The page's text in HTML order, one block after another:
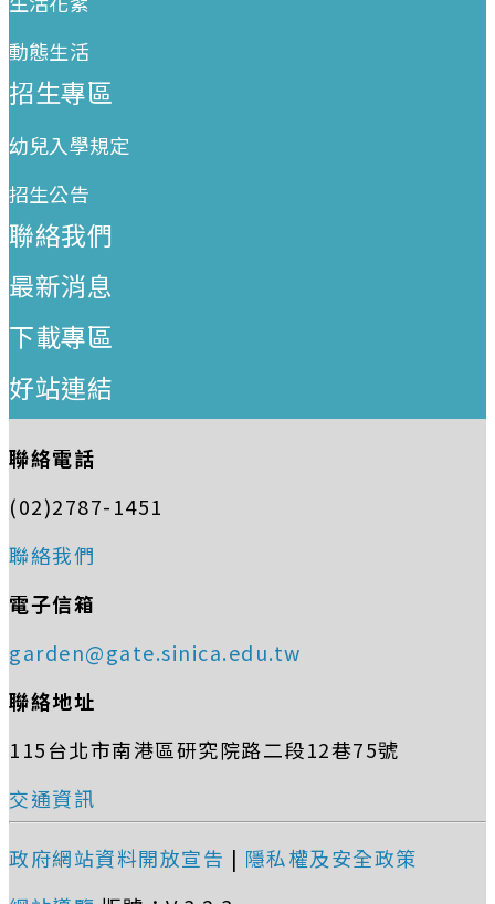
動態生活
招生專區
幼兒入學規定
招生公告
聯絡我們
最新消息
下載專區
好站連結
聯絡電話
(02)2787-1451
聯絡我們
電子信箱
garden@gate.sinica.edu.tw
聯絡地址
115台北市南港區研究院路二段12巷75號
交通資訊
政府網站資料開放宣告 | 隱私權及安全政策